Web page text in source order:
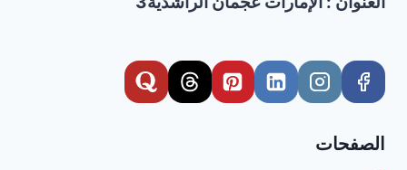
الصفحات